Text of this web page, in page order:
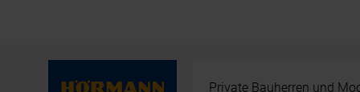
Private Bauherren und